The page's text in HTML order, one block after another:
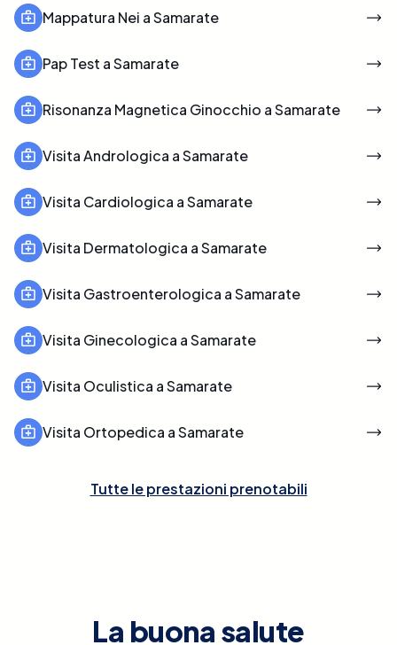
Mappatura Nei a Samarate
Pap Test a Samarate
Risonanza Magnetica Ginocchio a Samarate
Visita Andrologica a Samarate
Visita Cardiologica a Samarate
Visita Dermatologica a Samarate
Visita Gastroenterologica a Samarate
Visita Ginecologica a Samarate
Visita Oculistica a Samarate
Visita Ortopedica a Samarate
Tutte le prestazioni prenotabili
La buona salute